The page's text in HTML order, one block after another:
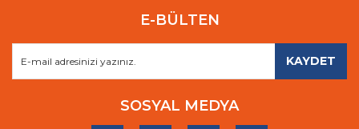
E-BÜLTEN
KAYDET
SOSYAL MEDYA